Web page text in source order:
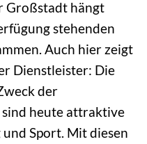
Großstadt hängt
stehenden
Auch hier zeigt
Dienstleister: Die
der
heute attraktive
Sport. Mit diesen